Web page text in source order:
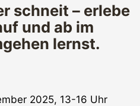
schneit – erlebe
und ab im
lernst.
2025, 13-16 Uhr